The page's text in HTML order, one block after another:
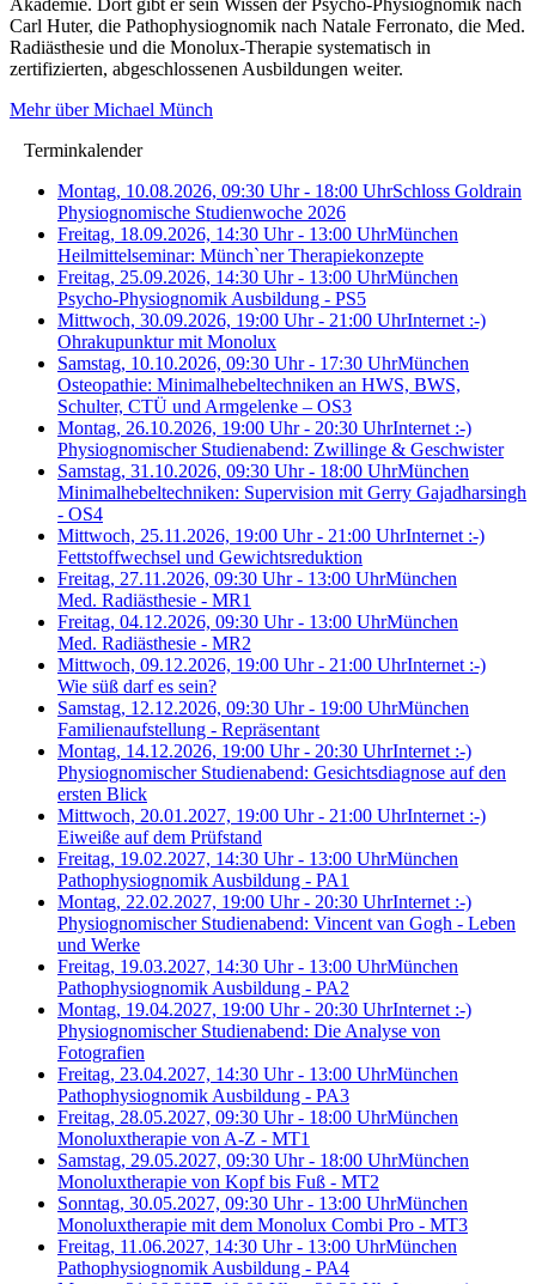
Akademie. Dort gibt er sein Wissen der Psycho-Physiognomik nach
Carl Huter, die Pathophysiognomik nach Natale Ferronato, die Med.
Radiästhesie und die Monolux-Therapie systematisch in
zertifizierten, abgeschlossenen Ausbildungen weiter.
Mehr über Michael Münch
Terminkalender
Montag, 10.08.2026, 09:30 Uhr - 18:00 UhrSchloss Goldrain
Physiognomische Studienwoche 2026
Freitag, 18.09.2026, 14:30 Uhr - 13:00 UhrMünchen
Heilmittelseminar: Münch`ner Therapiekonzepte
Freitag, 25.09.2026, 14:30 Uhr - 13:00 UhrMünchen
Psycho-Physiognomik Ausbildung - PS5
Mittwoch, 30.09.2026, 19:00 Uhr - 21:00 UhrInternet :-)
Ohrakupunktur mit Monolux
Samstag, 10.10.2026, 09:30 Uhr - 17:30 UhrMünchen
Osteopathie: Minimalhebeltechniken an HWS, BWS,
Schulter, CTÜ und Armgelenke – OS3
Montag, 26.10.2026, 19:00 Uhr - 20:30 UhrInternet :-)
Physiognomischer Studienabend: Zwillinge & Geschwister
Samstag, 31.10.2026, 09:30 Uhr - 18:00 UhrMünchen
Minimalhebeltechniken: Supervision mit Gerry Gajadharsingh
- OS4
Mittwoch, 25.11.2026, 19:00 Uhr - 21:00 UhrInternet :-)
Fettstoffwechsel und Gewichtsreduktion
Freitag, 27.11.2026, 09:30 Uhr - 13:00 UhrMünchen
Med. Radiästhesie - MR1
Freitag, 04.12.2026, 09:30 Uhr - 13:00 UhrMünchen
Med. Radiästhesie - MR2
Mittwoch, 09.12.2026, 19:00 Uhr - 21:00 UhrInternet :-)
Wie süß darf es sein?
Samstag, 12.12.2026, 09:30 Uhr - 19:00 UhrMünchen
Familienaufstellung - Repräsentant
Montag, 14.12.2026, 19:00 Uhr - 20:30 UhrInternet :-)
Physiognomischer Studienabend: Gesichtsdiagnose auf den
ersten Blick
Mittwoch, 20.01.2027, 19:00 Uhr - 21:00 UhrInternet :-)
Eiweiße auf dem Prüfstand
Freitag, 19.02.2027, 14:30 Uhr - 13:00 UhrMünchen
Pathophysiognomik Ausbildung - PA1
Montag, 22.02.2027, 19:00 Uhr - 20:30 UhrInternet :-)
Physiognomischer Studienabend: Vincent van Gogh - Leben
und Werke
Freitag, 19.03.2027, 14:30 Uhr - 13:00 UhrMünchen
Pathophysiognomik Ausbildung - PA2
Montag, 19.04.2027, 19:00 Uhr - 20:30 UhrInternet :-)
Physiognomischer Studienabend: Die Analyse von
Fotografien
Freitag, 23.04.2027, 14:30 Uhr - 13:00 UhrMünchen
Pathophysiognomik Ausbildung - PA3
Freitag, 28.05.2027, 09:30 Uhr - 18:00 UhrMünchen
Monoluxtherapie von A-Z - MT1
Samstag, 29.05.2027, 09:30 Uhr - 18:00 UhrMünchen
Monoluxtherapie von Kopf bis Fuß - MT2
Sonntag, 30.05.2027, 09:30 Uhr - 13:00 UhrMünchen
Monoluxtherapie mit dem Monolux Combi Pro - MT3
Freitag, 11.06.2027, 14:30 Uhr - 13:00 UhrMünchen
Pathophysiognomik Ausbildung - PA4